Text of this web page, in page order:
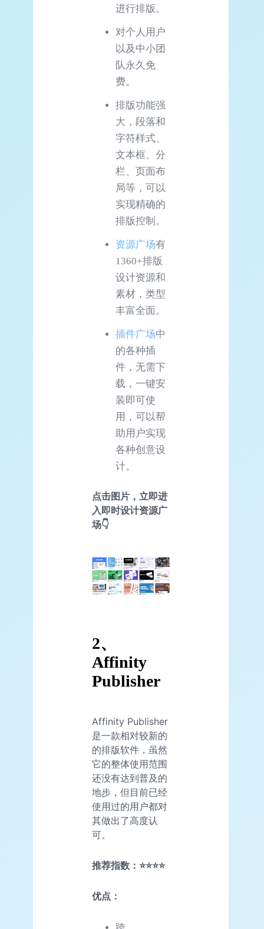
进行排版。
对个人用户
以及中小团
队永久免
费。
排版功能强
大，段落和
字符样式、
文本框、分
栏、页面布
局等，可以
实现精确的
排版控制。
资源广场有
1360+排版
设计资源和
素材，类型
丰富全面。
插件广场中
的各种插
件，无需下
载，一键安
装即可使
用，可以帮
助用户实现
各种创意设
计。
点击图片，立即进
入即时设计资源广
场👇
2、
Affinity
Publisher
Affinity Publisher
是一款相对较新的
的排版软件，虽然
它的整体使用范围
还没有达到普及的
地步，但目前已经
使用过的用户都对
其做出了高度认
可。
推荐指数：⭐⭐⭐⭐
优点：